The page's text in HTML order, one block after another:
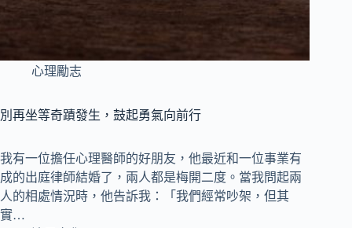
心理勵志
別再坐等奇蹟發生，鼓起勇氣向前行
我有一位擔任心理醫師的好朋友，他最近和一位事業有
成的出庭律師結婚了，兩人都是梅開二度。當我問起兩
人的相處情況時，他告訴我：「我們經常吵架，但其
實…